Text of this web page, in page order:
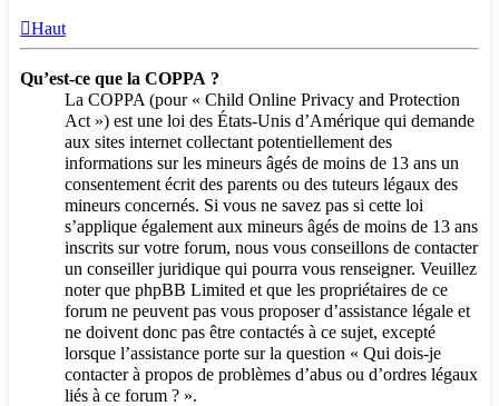
Haut
Qu’est-ce que la COPPA ?
La COPPA (pour « Child Online Privacy and Protection
Act ») est une loi des États-Unis d’Amérique qui demande
aux sites internet collectant potentiellement des
informations sur les mineurs âgés de moins de 13 ans un
consentement écrit des parents ou des tuteurs légaux des
mineurs concernés. Si vous ne savez pas si cette loi
s’applique également aux mineurs âgés de moins de 13 ans
inscrits sur votre forum, nous vous conseillons de contacter
un conseiller juridique qui pourra vous renseigner. Veuillez
noter que phpBB Limited et que les propriétaires de ce
forum ne peuvent pas vous proposer d’assistance légale et
ne doivent donc pas être contactés à ce sujet, excepté
lorsque l’assistance porte sur la question « Qui dois-je
contacter à propos de problèmes d’abus ou d’ordres légaux
liés à ce forum ? ».